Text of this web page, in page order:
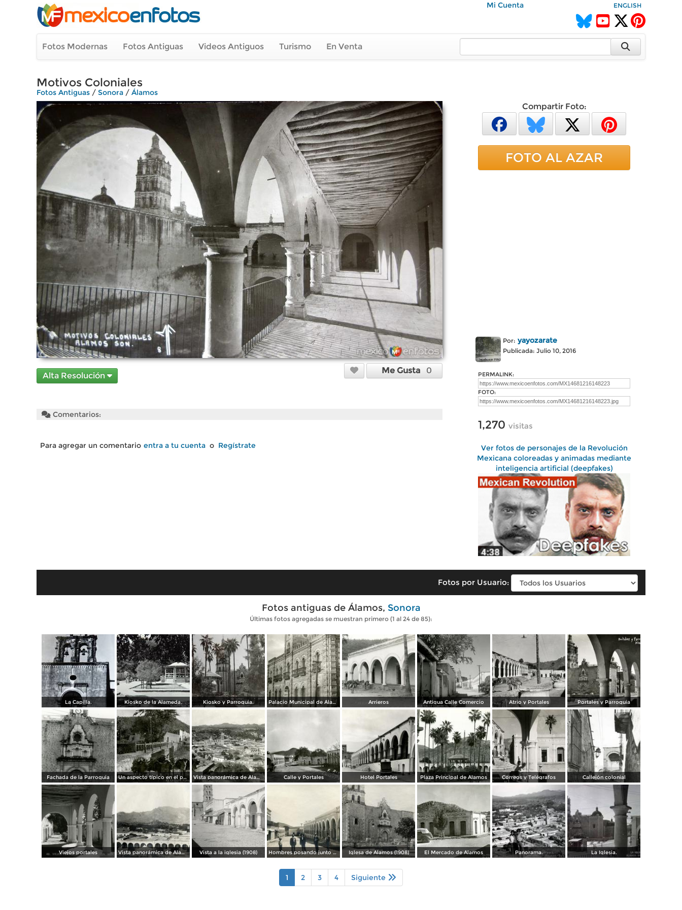
Mi Cuenta ENGLISH
Fotos Modernas Fotos Antiguas Videos Antiguos Turismo En Venta
Motivos Coloniales
Fotos Antiguas / Sonora / Álamos
Alta Resolución
Me Gusta 0
Comentarios:
Para agregar un comentario entra a tu cuenta o Regístrate
Compartir Foto:
FOTO AL AZAR
Por: yayozarate
Publicada: Julio 10, 2016
PERMALINK:
FOTO:
1,270 visitas
Ver fotos de personajes de la Revolución
Mexicana coloreadas y animadas mediante
inteligencia artificial (deepfakes)
Fotos por Usuario:
Fotos antiguas de Álamos, Sonora
Últimas fotos agregadas se muestran primero (1 al 24 de 85):
La Capilla. Kiosko de la Alameda. Kiosko y Parroquia. Palacio Municipal de Álamos Arrieros Antigua Calle Comercio Atrio y Portales Portales y Parroquia
Fachada de la Parroquia Un aspecto típico en el puente Vista panorámica de Álamos Calle y Portales Hotel Portales Plaza Principal de Álamos Correos y Telégrafos Callejón colonial
Viejos portales Vista panorámica de Álamos (1908) Vista a la iglesia (1908) Hombres posando junto a los portales (1908) Iglesa de Álamos (1908) El Mercado de Álamos Panorama. La Iglesia.
1 2 3 4 Siguiente